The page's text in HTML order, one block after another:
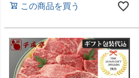
この商品を買う